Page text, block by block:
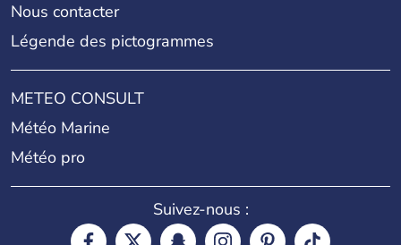
Nous contacter
Légende des pictogrammes
METEO CONSULT
Météo Marine
Météo pro
Suivez-nous :